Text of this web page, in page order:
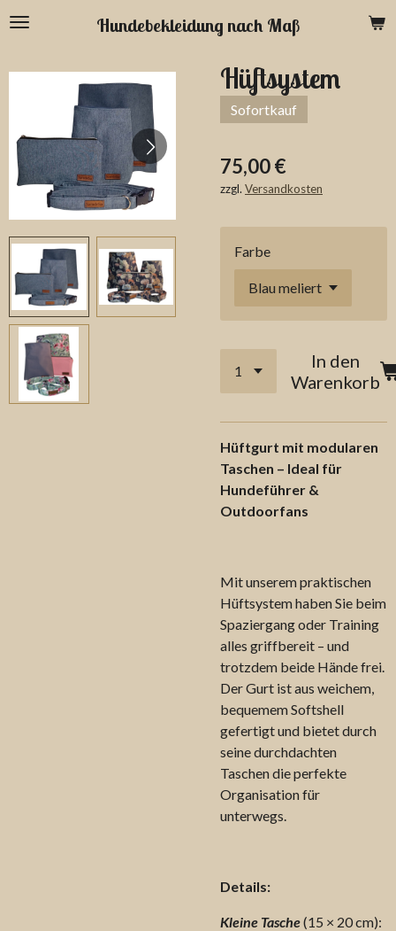
Zum
Hundebekleidung nach Maß
Hüftsystem
Sofortkauf
75,00 €
zzgl. Versandkosten
Farbe
In den
Warenkorb
Hüftgurt mit modularen
Taschen – Ideal für
Hundeführer &
Outdoorfans
Mit unserem praktischen
Hüftsystem haben Sie beim
Spaziergang oder Training
alles griffbereit – und
trotzdem beide Hände frei.
Der Gurt ist aus weichem,
bequemem Softshell
gefertigt und bietet durch
seine durchdachten
Taschen die perfekte
Organisation für
unterwegs.
Details:
Kleine Tasche(15 × 20 cm):